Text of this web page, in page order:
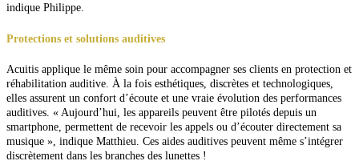
indique Philippe.
Protections et solutions auditives
Acuitis applique le même soin pour accompagner ses clients en protection et
réhabilitation auditive. À la fois esthétiques, discrètes et technologiques,
elles assurent un confort d’écoute et une vraie évolution des performances
auditives. « Aujourd’hui, les appareils peuvent être pilotés depuis un
smartphone, permettent de recevoir les appels ou d’écouter directement sa
musique », indique Matthieu. Ces aides auditives peuvent même s’intégrer
discrètement dans les branches des lunettes !